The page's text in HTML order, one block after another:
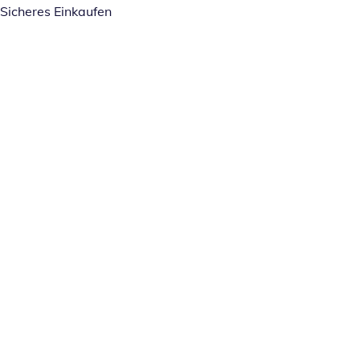
Sicheres Einkaufen